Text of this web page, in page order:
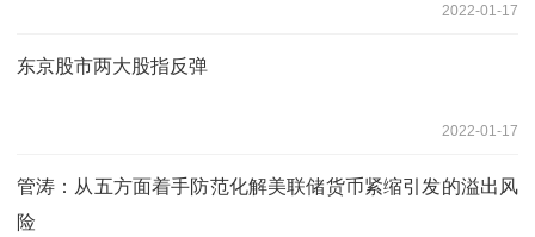
2022-01-17
东京股市两大股指反弹
2022-01-17
管涛：从五方面着手防范化解美联储货币紧缩引发的溢出风
险